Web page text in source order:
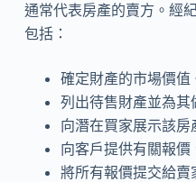
通常代表房產的賣方。經
包括：
確定財產的市場價值
列出待售財產並為其
向潛在買家展示該房
向客戶提供有關報價
將所有報價提交給賣